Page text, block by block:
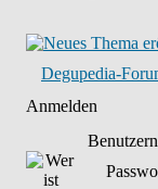
Degupedia-
Anmelden